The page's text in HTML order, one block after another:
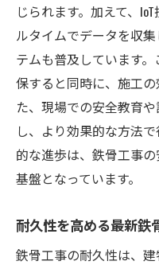
じられます。加えて、
ルタイムでデータを収
テムも普及しています
保すると同時に、施工
た、現場での安全教育
し、より効果的な方法
的な進歩は、鉄骨工事
基盤となっています。
耐久性を高める最新鉄
鉄骨工事の耐久性は、